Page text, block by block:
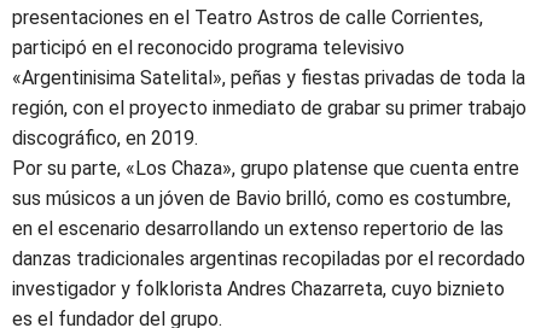
presentaciones en el Teatro Astros de calle Corrientes,
participó en el reconocido programa televisivo
«Argentinisima Satelital», peñas y fiestas privadas de toda la
región, con el proyecto inmediato de grabar su primer trabajo
discográfico, en 2019.
Por su parte, «Los Chaza», grupo platense que cuenta entre
sus músicos a un jóven de Bavio brilló, como es costumbre,
en el escenario desarrollando un extenso repertorio de las
danzas tradicionales argentinas recopiladas por el recordado
investigador y folklorista Andres Chazarreta, cuyo biznieto
es el fundador del grupo.